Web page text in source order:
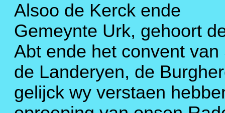
Alsoo de Kerck ende
Gemeynte Urk, gehoort
Abt ende het convent
de Landeryen, de
gelijck wy verstaen